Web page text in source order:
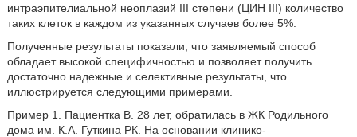
интраэпителиальной неоплазий III степени (ЦИН III) количество
таких клеток в каждом из указанных случаев более 5%.
Полученные результаты показали, что заявляемый способ
обладает высокой специфичностью и позволяет получить
достаточно надежные и селективные результаты, что
иллюстрируется следующими примерами.
Пример 1. Пациентка В. 28 лет, обратилась в ЖК Родильного
дома им. К.А. Гуткина РК. На основании клинико-